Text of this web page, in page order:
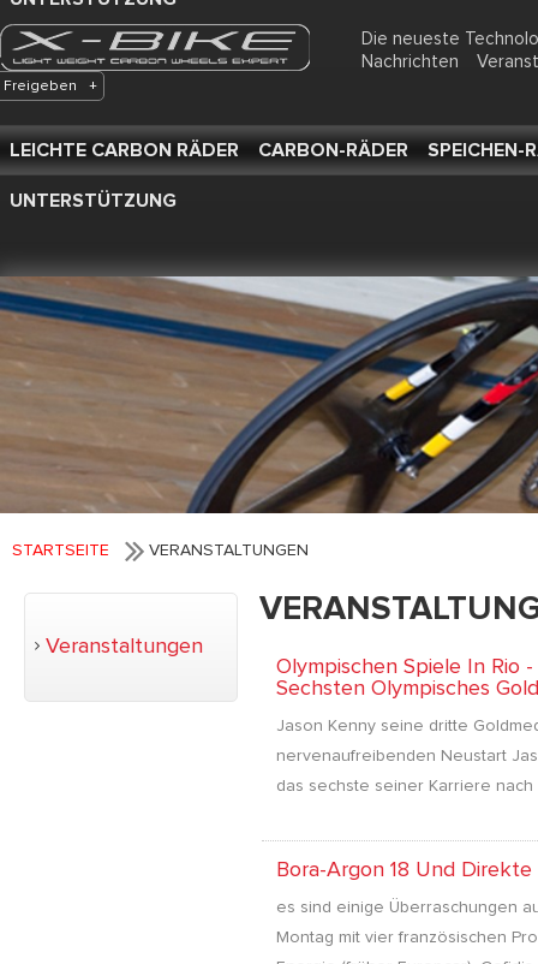
Die neueste
Nachrichten
Freigeben +
LEICHTE CARBON RÄDER CARBON-RÄDER SPEICHEN-
UNTERSTÜTZUNG
STARTSEITE VERANSTALTUNGEN
Veranstaltungen
Olympischen Spiele In Rio
Sechsten Olympisches
Jason Kenny seine dritte
nervenaufreibenden Neustart
das sechste seiner Karriere nach
Bora-Argon 18 Und
es sind einige Überraschungen
Montag mit vier französischen